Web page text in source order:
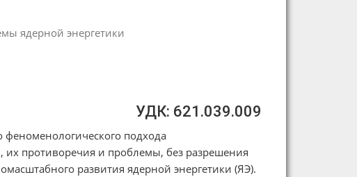
ядерной энергетики
УДК: 621.039.009
подхода
противоречия и проблемы, без разрешения
развития ядерной энергетики (ЯЭ).